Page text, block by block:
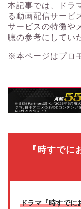
本記事では、ドラ
る動画配信サービ
サービスの特徴や
聴の参考にしてい
※本ページはプロ
『時すで
ドラマ『時すでに